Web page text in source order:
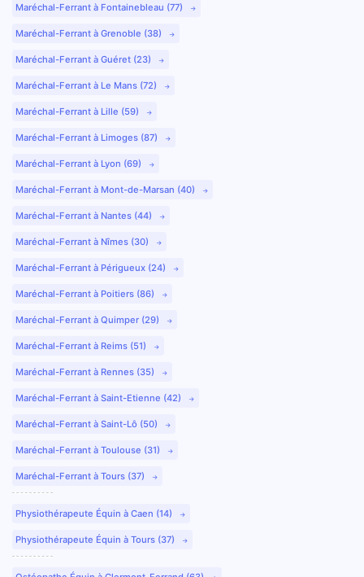
Maréchal-Ferrant à Fontainebleau (77)
Maréchal-Ferrant à Grenoble (38)
Maréchal-Ferrant à Guéret (23)
Maréchal-Ferrant à Le Mans (72)
Maréchal-Ferrant à Lille (59)
Maréchal-Ferrant à Limoges (87)
Maréchal-Ferrant à Lyon (69)
Maréchal-Ferrant à Mont-de-Marsan (40)
Maréchal-Ferrant à Nantes (44)
Maréchal-Ferrant à Nîmes (30)
Maréchal-Ferrant à Périgueux (24)
Maréchal-Ferrant à Poitiers (86)
Maréchal-Ferrant à Quimper (29)
Maréchal-Ferrant à Reims (51)
Maréchal-Ferrant à Rennes (35)
Maréchal-Ferrant à Saint-Etienne (42)
Maréchal-Ferrant à Saint-Lô (50)
Maréchal-Ferrant à Toulouse (31)
Maréchal-Ferrant à Tours (37)
Physiothérapeute Équin à Caen (14)
Physiothérapeute Équin à Tours (37)